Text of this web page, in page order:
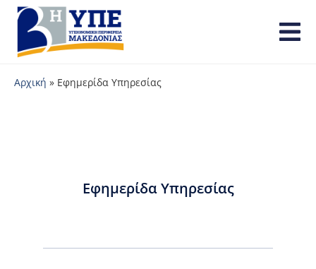
Αρχική » Εφημερίδα Υπηρεσίας
Εφημερίδα Υπηρεσίας